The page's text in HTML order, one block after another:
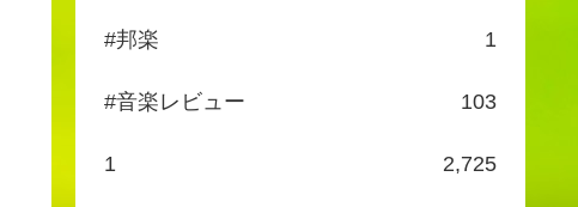
#邦楽 1
#音楽レビュー 103
1 2,725